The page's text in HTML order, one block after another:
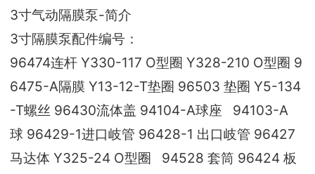
3寸气动隔膜泵-简介
3寸隔膜泵配件编号：
96474连杆 Y330-117 O型圈 Y328-210 O型圈 9
6475-A隔膜 Y13-12-T垫圈 96503 垫圈 Y5-134
-T螺丝 96430流体盖 94104-A球座 94103-A
球 96429-1进口岐管 96428-1 出口岐管 96427
马达体 Y325-24 O型圈 94528套筒 96424 板